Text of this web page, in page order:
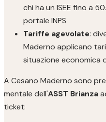
chi ha un ISEE fino a
portale INPS
Tariffe agevolate:
Maderno applicano
situazione economica
A Cesano Maderno sono
mentale dell'ASST Brianza
ticket: